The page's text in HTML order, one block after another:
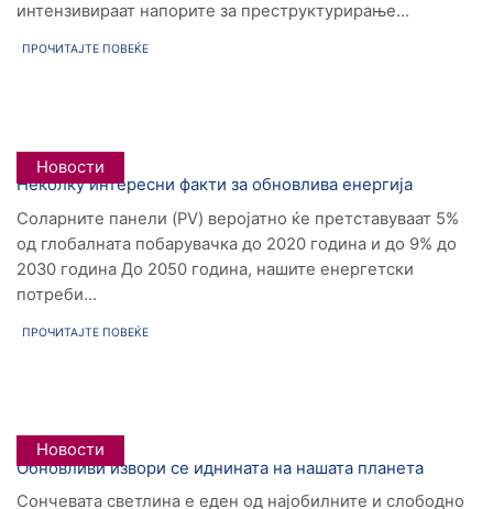
интензивираат напорите за преструктурирање...
ПРОЧИТАЈТЕ ПОВЕЌЕ
Новости
Неколку интересни факти за обновлива енергија
Соларните панели (PV) веројатно ќе претставуваат 5%
од глобалната побарувачка до 2020 година и до 9% до
2030 година До 2050 година, нашите енергетски
потреби...
ПРОЧИТАЈТЕ ПОВЕЌЕ
Новости
Обновливи извори се иднината на нашата планета
Сончевата светлина е еден од најобилните и слободно